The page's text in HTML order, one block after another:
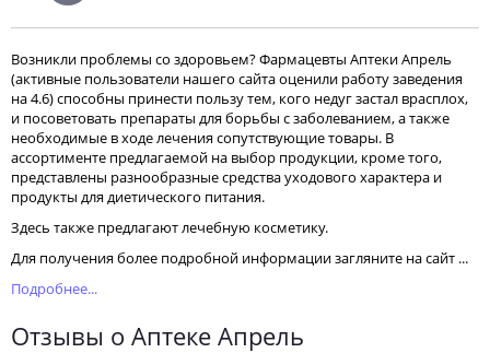
Возникли проблемы со здоровьем? Фармацевты Аптеки Апрель
(активные пользователи нашего сайта оценили работу заведения
на 4.6) способны принести пользу тем, кого недуг застал врасплох,
и посоветовать препараты для борьбы с заболеванием, а также
необходимые в ходе лечения сопутствующие товары. В
ассортименте предлагаемой на выбор продукции, кроме того,
представлены разнообразные средства уходового характера и
продукты для диетического питания.
Здесь также предлагают лечебную косметику.
Для получения более подробной информации загляните на сайт ...
Подробнее...
Отзывы о Аптеке Апрель